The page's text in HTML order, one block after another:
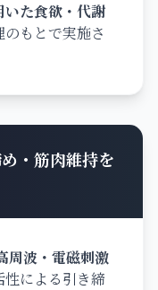
た食欲・代謝
もとで実施さ
・筋肉維持を
周波・電磁刺激
による引き締